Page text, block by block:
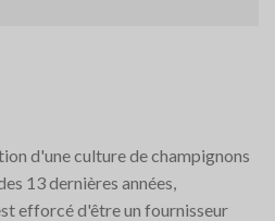
d'une culture de champignons
13 dernières années,
efforcé d'être un fournisseur